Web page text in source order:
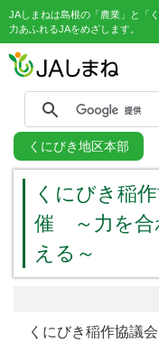
JAしまねは島根の「農業」と「
力あふれるJAをめざします。
くにびき地区本部
くにびき稲
催 ～力を合
える～
くにびき稲作協議会